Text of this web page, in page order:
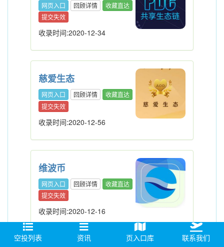
网页入口 回顾详情
收藏直达
提交失效
收录时间:2020-12-34
慈爱生态
网页入口 回顾详情
收藏直达
提交失效
收录时间:2020-12-56
维波币
网页入口 回顾详情
收藏直达
提交失效
收录时间:2020-12-16
空投列表 资讯 页入口库 联系我们